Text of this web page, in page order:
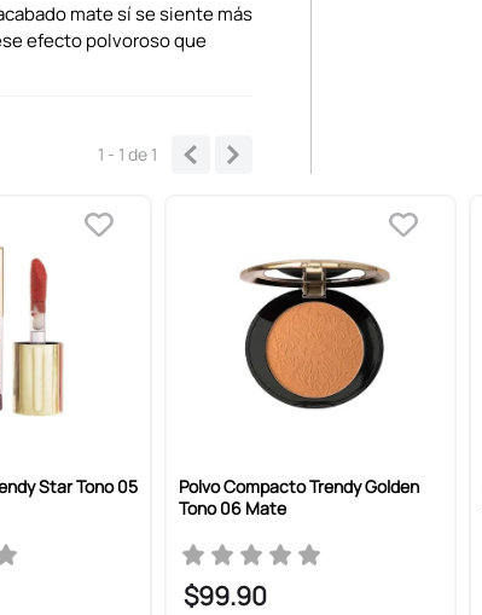
mate sí se siente más
efecto polvoroso que
1 - 1de 1
Star Tono 05
Polvo Compacto Trendy Golden
Tono 06 Mate
$99.90